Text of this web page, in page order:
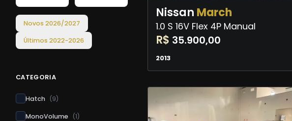
Novos 2026/2027
Últimos 2022-2026
CATEGORIA
Hatch (9)
MonoVolume (1)
Nissan March
1.0 S 16V Flex 4P Manual
R$ 35.900,00
2013